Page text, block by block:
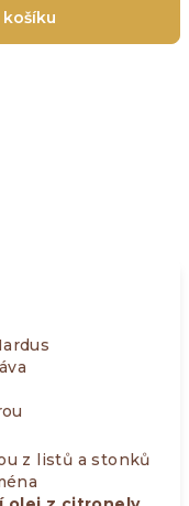
košíku
z listů a stonků